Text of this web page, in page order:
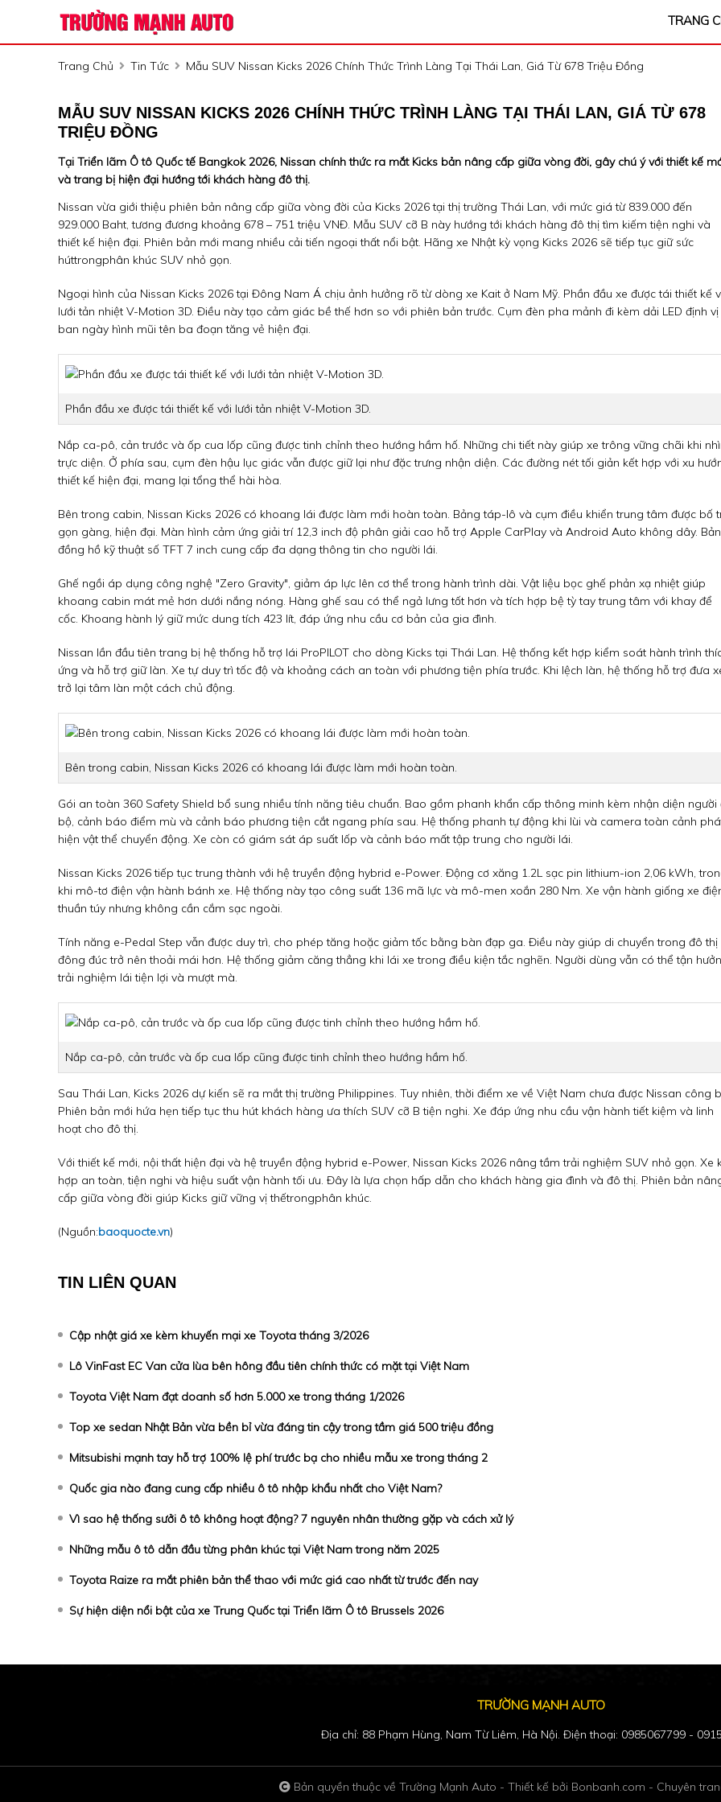
TRANG
Trang Chủ Tin Tức Mẫu SUV Nissan Kicks 2026 Chính Thức Trình Làng Tại Thái Lan, Giá Từ 678 Triệu Đồng
MẪU SUV NISSAN KICKS 2026 CHÍNH THỨC TRÌNH LÀNG TẠI THÁI LAN, GIÁ TỪ 678
TRIỆU ĐỒNG
Tại Triển lãm Ô tô Quốc tế Bangkok 2026, Nissan chính thức ra mắt Kicks bản nâng cấp giữa vòng đời, gây chú ý với thiết kế
và trang bị hiện đại hướng tới khách hàng đô thị.
Nissan vừa giới thiệu phiên bản nâng cấp giữa vòng đời của Kicks 2026 tại thị trường Thái Lan, với mức giá từ 839.000 đến
929.000 Baht, tương đương khoảng 678 – 751 triệu VNĐ. Mẫu SUV cỡ B này hướng tới khách hàng đô thị tìm kiếm tiện nghi và
thiết kế hiện đại. Phiên bản mới mang nhiều cải tiến ngoại thất nổi bật. Hãng xe Nhật kỳ vọng Kicks 2026 sẽ tiếp tục giữ sức
húttrongphân khúc SUV nhỏ gọn.
Ngoại hình của Nissan Kicks 2026 tại Đông Nam Á chịu ảnh hưởng rõ từ dòng xe Kait ở Nam Mỹ. Phần đầu xe được tái thiết kế
lưới tản nhiệt V-Motion 3D. Điều này tạo cảm giác bề thế hơn so với phiên bản trước. Cụm đèn pha mảnh đi kèm dải LED định vị
ban ngày hình mũi tên ba đoạn tăng vẻ hiện đại.
Phần đầu xe được tái thiết kế với lưới tản nhiệt V-Motion 3D.
Nắp ca-pô, cản trước và ốp cua lốp cũng được tinh chỉnh theo hướng hầm hố. Những chi tiết này giúp xe trông vững chãi khi
trực diện. Ở phía sau, cụm đèn hậu lục giác vẫn được giữ lại như đặc trưng nhận diện. Các đường nét tối giản kết hợp với xu
thiết kế hiện đại, mang lại tổng thể hài hòa.
Bên trong cabin, Nissan Kicks 2026 có khoang lái được làm mới hoàn toàn. Bảng táp-lô và cụm điều khiển trung tâm được bố
gọn gàng, hiện đại. Màn hình cảm ứng giải trí 12,3 inch độ phân giải cao hỗ trợ Apple CarPlay và Android Auto không dây.
đồng hồ kỹ thuật số TFT 7 inch cung cấp đa dạng thông tin cho người lái.
Ghế ngồi áp dụng công nghệ "Zero Gravity", giảm áp lực lên cơ thể trong hành trình dài. Vật liệu bọc ghế phản xạ nhiệt giúp
khoang cabin mát mẻ hơn dưới nắng nóng. Hàng ghế sau có thể ngả lưng tốt hơn và tích hợp bệ tỳ tay trung tâm với khay để
cốc. Khoang hành lý giữ mức dung tích 423 lít, đáp ứng nhu cầu cơ bản của gia đình.
Nissan lần đầu tiên trang bị hệ thống hỗ trợ lái ProPILOT cho dòng Kicks tại Thái Lan. Hệ thống kết hợp kiểm soát hành trình
ứng và hỗ trợ giữ làn. Xe tự duy trì tốc độ và khoảng cách an toàn với phương tiện phía trước. Khi lệch làn, hệ thống hỗ trợ đưa
trở lại tâm làn một cách chủ động.
Bên trong cabin, Nissan Kicks 2026 có khoang lái được làm mới hoàn toàn.
Gói an toàn 360 Safety Shield bổ sung nhiều tính năng tiêu chuẩn. Bao gồm phanh khẩn cấp thông minh kèm nhận diện người
bộ, cảnh báo điểm mù và cảnh báo phương tiện cắt ngang phía sau. Hệ thống phanh tự động khi lùi và camera toàn cảnh
hiện vật thể chuyển động. Xe còn có giám sát áp suất lốp và cảnh báo mất tập trung cho người lái.
Nissan Kicks 2026 tiếp tục trung thành với hệ truyền động hybrid e-Power. Động cơ xăng 1.2L sạc pin lithium-ion 2,06 kWh,
khi mô-tơ điện vận hành bánh xe. Hệ thống này tạo công suất 136 mã lực và mô-men xoắn 280 Nm. Xe vận hành giống xe
thuần túy nhưng không cần cắm sạc ngoài.
Tính năng e-Pedal Step vẫn được duy trì, cho phép tăng hoặc giảm tốc bằng bàn đạp ga. Điều này giúp di chuyển trong đô thị
đông đúc trở nên thoải mái hơn. Hệ thống giảm căng thẳng khi lái xe trong điều kiện tắc nghẽn. Người dùng vẫn có thể tận
trải nghiệm lái tiện lợi và mượt mà.
Nắp ca-pô, cản trước và ốp cua lốp cũng được tinh chỉnh theo hướng hầm hố.
Sau Thái Lan, Kicks 2026 dự kiến sẽ ra mắt thị trường Philippines. Tuy nhiên, thời điểm xe về Việt Nam chưa được Nissan công
Phiên bản mới hứa hẹn tiếp tục thu hút khách hàng ưa thích SUV cỡ B tiện nghi. Xe đáp ứng nhu cầu vận hành tiết kiệm và linh
hoạt cho đô thị.
Với thiết kế mới, nội thất hiện đại và hệ truyền động hybrid e-Power, Nissan Kicks 2026 nâng tầm trải nghiệm SUV nhỏ gọn. Xe
hợp an toàn, tiện nghi và hiệu suất vận hành tối ưu. Đây là lựa chọn hấp dẫn cho khách hàng gia đình và đô thị. Phiên bản
cấp giữa vòng đời giúp Kicks giữ vững vị thếtrongphân khúc.
(Nguồn:baoquocte.vn)
TIN LIÊN QUAN
Cập nhật giá xe kèm khuyến mại xe Toyota tháng 3/2026
Lô VinFast EC Van cửa lùa bên hông đầu tiên chính thức có mặt tại Việt Nam
Toyota Việt Nam đạt doanh số hơn 5.000 xe trong tháng 1/2026
Top xe sedan Nhật Bản vừa bền bỉ vừa đáng tin cậy trong tầm giá 500 triệu đồng
Mitsubishi mạnh tay hỗ trợ 100% lệ phí trước bạ cho nhiều mẫu xe trong tháng 2
Quốc gia nào đang cung cấp nhiều ô tô nhập khẩu nhất cho Việt Nam?
Vì sao hệ thống sưởi ô tô không hoạt động? 7 nguyên nhân thường gặp và cách xử lý
Những mẫu ô tô dẫn đầu từng phân khúc tại Việt Nam trong năm 2025
Toyota Raize ra mắt phiên bản thể thao với mức giá cao nhất từ trước đến nay
Sự hiện diện nổi bật của xe Trung Quốc tại Triển lãm Ô tô Brussels 2026
TRƯỜNG MẠNH AUTO
Địa chỉ: 88 Phạm Hùng, Nam Từ Liêm, Hà Nội. Điện thoại: 0985067799 -
Bản quyền thuộc về Trường Mạnh Auto - Thiết kế bởi Bonbanh.com - Chuyên